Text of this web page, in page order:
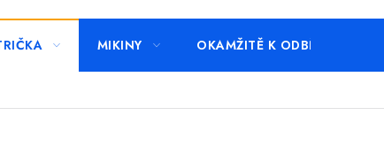
MIKINY OKAMŽITĚ K ODBĚRU